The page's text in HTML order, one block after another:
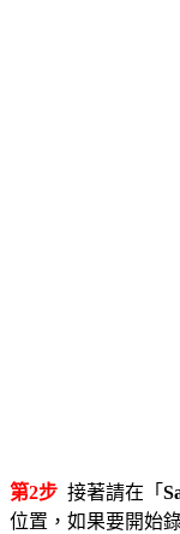
第2步 接著請在「
位置，如果要開始